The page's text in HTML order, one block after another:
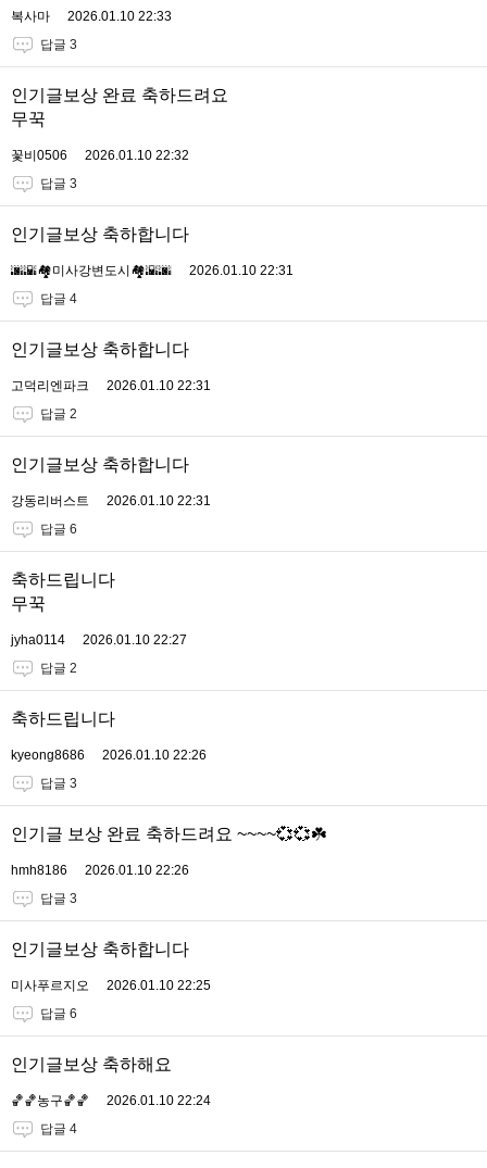
복사마
2026.01.10 22:33
답글 3
인기글보상 완료 축하드려요
무꾹
꽃비0506
2026.01.10 22:32
답글 3
인기글보상 축하합니다
🌆🌇🏘미사강변도시🏘🌇🌆
2026.01.10 22:31
답글 4
인기글보상 축하합니다
고덕리엔파크
2026.01.10 22:31
답글 2
인기글보상 축하합니다
강동리버스트
2026.01.10 22:31
답글 6
축하드립니다
무꾹
jyha0114
2026.01.10 22:27
답글 2
축하드립니다
kyeong8686
2026.01.10 22:26
답글 3
인기글 보상 완료 축하드려요 ~~~~💞💞☘️
hmh8186
2026.01.10 22:26
답글 3
인기글보상 축하합니다
미사푸르지오
2026.01.10 22:25
답글 6
인기글보상 축하해요
🏀🏀농구🏀🏀
2026.01.10 22:24
답글 4